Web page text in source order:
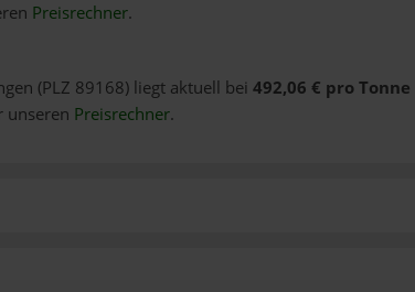
Preisrechner.
(PLZ 89168) liegt aktuell bei 492,06 € pro Tonne
unseren Preisrechner.